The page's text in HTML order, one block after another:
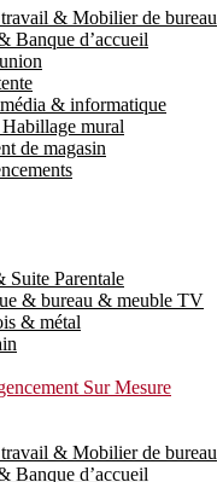
travail & Mobilier de bureau
Banque d’accueil
& informatique
mural
de magasin
Suite Parentale
& bureau & meuble TV
& métal
Sur Mesure
travail & Mobilier de bureau
Banque d’accueil